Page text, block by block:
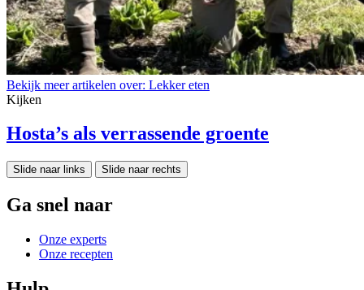
Bekijk meer artikelen over: Lekker eten
Kijken
Hosta’s als verrassende groente
Slide naar links Slide naar rechts
Ga snel naar
Onze experts
Onze recepten